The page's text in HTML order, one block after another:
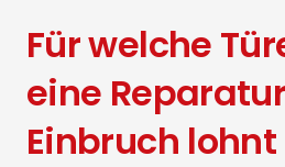
Für welche
eine
Einbruch lohnt